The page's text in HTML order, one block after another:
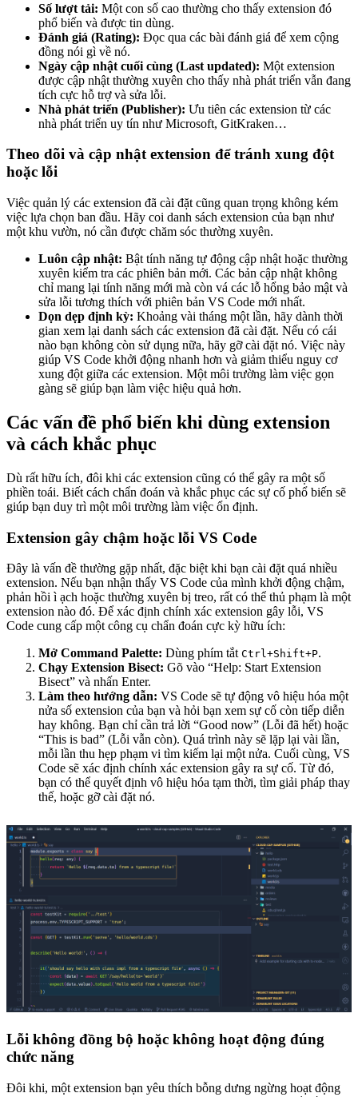
Số lượt tải: Một con số cao thường cho thấy extension đó
phổ biến và được tin dùng.
Đánh giá (Rating): Đọc qua các bài đánh giá để xem cộng
đồng nói gì về nó.
Ngày cập nhật cuối cùng (Last updated): Một extension
được cập nhật thường xuyên cho thấy nhà phát triển vẫn đang
tích cực hỗ trợ và sửa lỗi.
Nhà phát triển (Publisher): Ưu tiên các extension từ các
nhà phát triển uy tín như Microsoft, GitKraken…
Theo dõi và cập nhật extension để tránh xung đột
hoặc lỗi
Việc quản lý các extension đã cài đặt cũng quan trọng không kém
việc lựa chọn ban đầu. Hãy coi danh sách extension của bạn như
một khu vườn, nó cần được chăm sóc thường xuyên.
Luôn cập nhật: Bật tính năng tự động cập nhật hoặc thường
xuyên kiểm tra các phiên bản mới. Các bản cập nhật không
chỉ mang lại tính năng mới mà còn vá các lỗ hổng bảo mật và
sửa lỗi tương thích với phiên bản VS Code mới nhất.
Dọn dẹp định kỳ: Khoảng vài tháng một lần, hãy dành thời
gian xem lại danh sách các extension đã cài đặt. Nếu có cái
nào bạn không còn sử dụng nữa, hãy gỡ cài đặt nó. Việc này
giúp VS Code khởi động nhanh hơn và giảm thiểu nguy cơ
xung đột giữa các extension. Một môi trường làm việc gọn
gàng sẽ giúp bạn làm việc hiệu quả hơn.
Các vấn đề phổ biến khi dùng extension
và cách khắc phục
Dù rất hữu ích, đôi khi các extension cũng có thể gây ra một số
phiền toái. Biết cách chẩn đoán và khắc phục các sự cố phổ biến sẽ
giúp bạn duy trì một môi trường làm việc ổn định.
Extension gây chậm hoặc lỗi VS Code
Đây là vấn đề thường gặp nhất, đặc biệt khi bạn cài đặt quá nhiều
extension. Nếu bạn nhận thấy VS Code của mình khởi động chậm,
phản hồi ì ạch hoặc thường xuyên bị treo, rất có thể thủ phạm là một
extension nào đó. Để xác định chính xác extension gây lỗi, VS
Code cung cấp một công cụ chẩn đoán cực kỳ hữu ích:
Mở Command Palette: Dùng phím tắt Ctrl+Shift+P.
Chạy Extension Bisect: Gõ vào “Help: Start Extension
Bisect” và nhấn Enter.
Làm theo hướng dẫn: VS Code sẽ tự động vô hiệu hóa một
nửa số extension của bạn và hỏi bạn xem sự cố còn tiếp diễn
hay không. Bạn chỉ cần trả lời “Good now” (Lỗi đã hết) hoặc
“This is bad” (Lỗi vẫn còn). Quá trình này sẽ lặp lại vài lần,
mỗi lần thu hẹp phạm vi tìm kiếm lại một nửa. Cuối cùng, VS
Code sẽ xác định chính xác extension gây ra sự cố. Từ đó,
bạn có thể quyết định vô hiệu hóa tạm thời, tìm giải pháp thay
thế, hoặc gỡ cài đặt nó.
Lỗi không đồng bộ hoặc không hoạt động đúng
chức năng
Đôi khi, một extension bạn yêu thích bỗng dưng ngừng hoạt động